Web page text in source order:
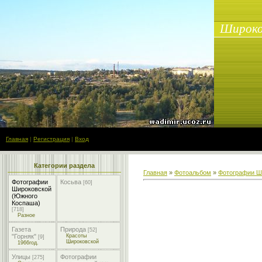
Главная | Регистрация | Вход
Категории раздела
Фотографии
Широковской
(Южного
Коспаша)
[718]
Разное
Косьва [60]
Газета
"Горняк" [9]
1966год.
Природа [52]
Красоты
Широковской
Улицы [275]
Фотографии
Главная » Фотоальбом » Фотографии